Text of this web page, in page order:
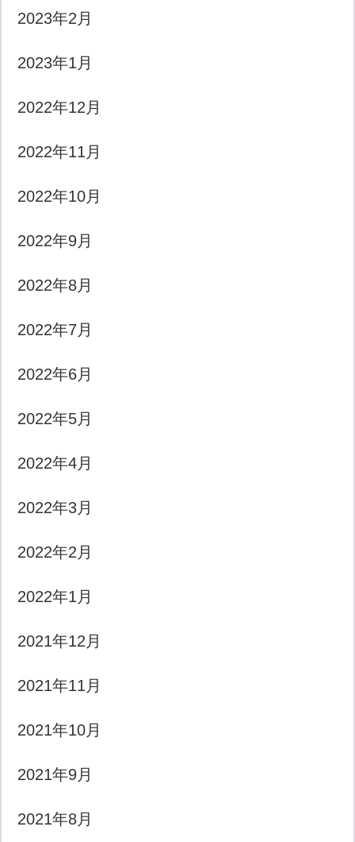
2023年2月
2023年1月
2022年12月
2022年11月
2022年10月
2022年9月
2022年8月
2022年7月
2022年6月
2022年5月
2022年4月
2022年3月
2022年2月
2022年1月
2021年12月
2021年11月
2021年10月
2021年9月
2021年8月